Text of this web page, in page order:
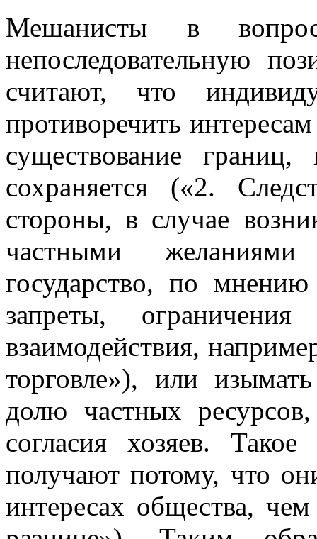
Мешанисты в
непоследовательную
считают, что
противоречить
существование границ,
сохраняется («2.
стороны, в случае
частными
государство, по
запреты,
взаимодействия,
торговле»), или
долю частных
согласия хозяев.
получают потому, что
интересах общества,